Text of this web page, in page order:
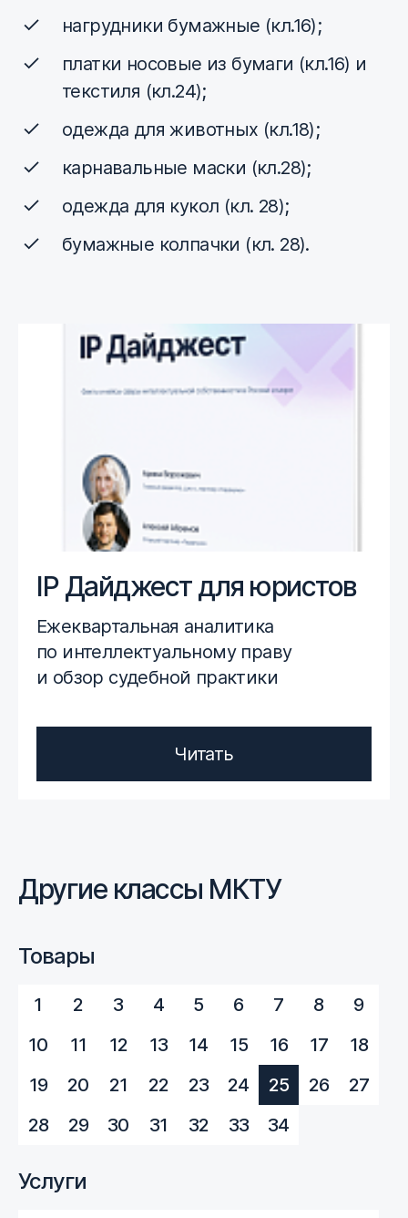
нагрудники бумажные (кл.16);
платки носовые из бумаги (кл.16) и
текстиля (кл.24);
одежда для животных (кл.18);
карнавальные маски (кл.28);
одежда для кукол (кл. 28);
бумажные колпачки (кл. 28).
IP Дайджест для юристов
Ежеквартальная аналитика
по интеллектуальному праву
и обзор судебной практики
Читать
Другие классы МКТУ
Товары
1 2 3 4 5 6 7 8
9
10
11 12 13 14 15 16 17
18
19
20 21 22 23 24 25 26
27
28
29 30 31 32 33 34
Услуги